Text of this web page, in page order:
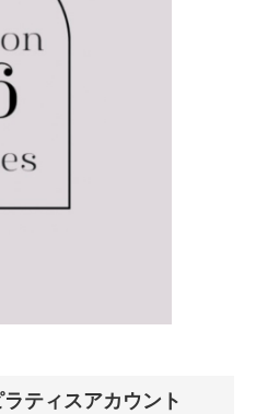
ティスアカウント